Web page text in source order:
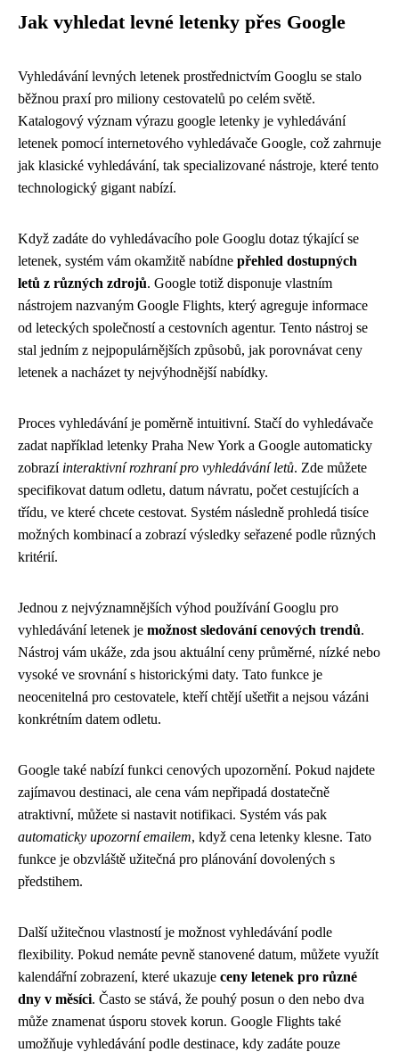
Jak vyhledat levné letenky přes Google
Vyhledávání levných letenek prostřednictvím Googlu se stalo
běžnou praxí pro miliony cestovatelů po celém světě.
Katalogový význam výrazu google letenky je vyhledávání
letenek pomocí internetového vyhledávače Google, což zahrnuje
jak klasické vyhledávání, tak specializované nástroje, které tento
technologický gigant nabízí.
Když zadáte do vyhledávacího pole Googlu dotaz týkající se
letenek, systém vám okamžitě nabídne přehled dostupných
letů z různých zdrojů. Google totiž disponuje vlastním
nástrojem nazvaným Google Flights, který agreguje informace
od leteckých společností a cestovních agentur. Tento nástroj se
stal jedním z nejpopulárnějších způsobů, jak porovnávat ceny
letenek a nacházet ty nejvýhodnější nabídky.
Proces vyhledávání je poměrně intuitivní. Stačí do vyhledávače
zadat například letenky Praha New York a Google automaticky
zobrazí interaktivní rozhraní pro vyhledávání letů. Zde můžete
specifikovat datum odletu, datum návratu, počet cestujících a
třídu, ve které chcete cestovat. Systém následně prohledá tisíce
možných kombinací a zobrazí výsledky seřazené podle různých
kritérií.
Jednou z nejvýznamnějších výhod používání Googlu pro
vyhledávání letenek je možnost sledování cenových trendů.
Nástroj vám ukáže, zda jsou aktuální ceny průměrné, nízké nebo
vysoké ve srovnání s historickými daty. Tato funkce je
neocenitelná pro cestovatele, kteří chtějí ušetřit a nejsou vázáni
konkrétním datem odletu.
Google také nabízí funkci cenových upozornění. Pokud najdete
zajímavou destinaci, ale cena vám nepřipadá dostatečně
atraktivní, můžete si nastavit notifikaci. Systém vás pak
automaticky upozorní emailem, když cena letenky klesne. Tato
funkce je obzvláště užitečná pro plánování dovolených s
předstihem.
Další užitečnou vlastností je možnost vyhledávání podle
flexibility. Pokud nemáte pevně stanovené datum, můžete využít
kalendářní zobrazení, které ukazuje ceny letenek pro různé
dny v měsíci. Často se stává, že pouhý posun o den nebo dva
může znamenat úsporu stovek korun. Google Flights také
umožňuje vyhledávání podle destinace, kdy zadáte pouze